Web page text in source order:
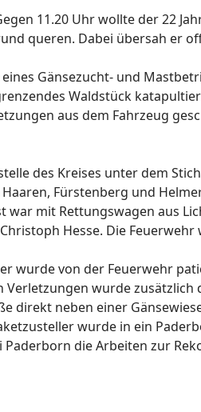
11.20 Uhr wollte der 22
queren. Dabei übersah er
Gänsezucht- und
Waldstück
aus dem Fahrzeug
des Kreises unter dem
Fürstenberg und
war mit Rettungswagen aus
Hesse. Die
wurde von der Feuerwehr
Verletzungen wurde
direkt neben einer
wurde in ein
Paderborn die Arbeiten zur